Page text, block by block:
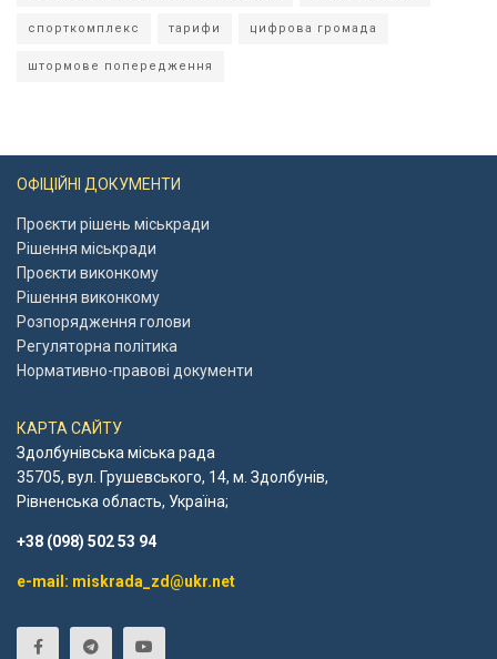
спорткомплекс тарифи цифрова громада
штормове попередження
ОФІЦІЙНІ ДОКУМЕНТИ
Проєкти рішень міськради
Рішення міськради
Проєкти виконкому
Рішення виконкому
Розпорядження голови
Регуляторна політика
Нормативно-правові документи
КАРТА САЙТУ
Здолбунівська міська рада
35705, вул. Грушевського, 14, м. Здолбунів,
Рівненська область, Україна;
+38 (098) 502 53 94
e-mail: miskrada_zd@ukr.net